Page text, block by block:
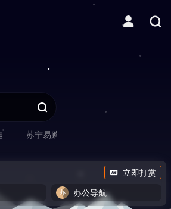
苏宁易购
立即打赏
办公导航